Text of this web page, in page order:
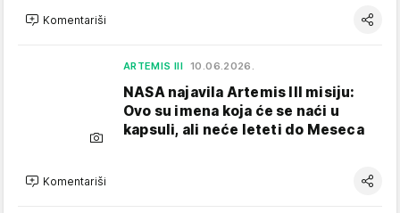
Komentariši
ARTEMIS III 10.06.2026.
NASA najavila Artemis III misiju:
Ovo su imena koja će se naći u
kapsuli, ali neće leteti do Meseca
Komentariši